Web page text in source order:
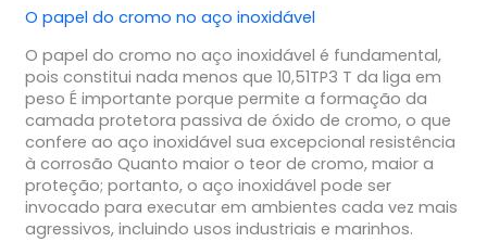
O papel do cromo no aço inoxidável
O papel do cromo no aço inoxidável é fundamental,
pois constitui nada menos que 10,51TP3 T da liga em
peso É importante porque permite a formação da
camada protetora passiva de óxido de cromo, o que
confere ao aço inoxidável sua excepcional resistência
à corrosão Quanto maior o teor de cromo, maior a
proteção; portanto, o aço inoxidável pode ser
invocado para executar em ambientes cada vez mais
agressivos, incluindo usos industriais e marinhos.